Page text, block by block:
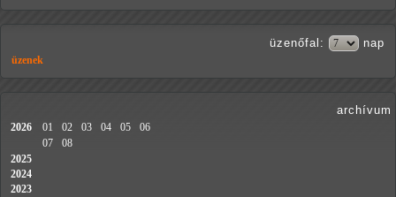
üzenőfal : nap
üzenek
archívum
2026 01 02 03 04 05
06
07
08
2025
2024
2023